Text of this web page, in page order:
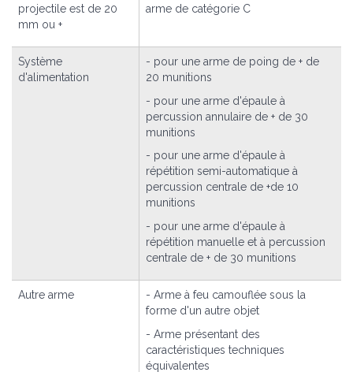
projectile est de 20
mm ou +
arme de catégorie C
Système
d'alimentation
- pour une arme de poing de + de
20 munitions
- pour une arme d'épaule à
percussion annulaire de + de 30
munitions
- pour une arme d'épaule à
répétition semi-automatique à
percussion centrale de +de 10
munitions
- pour une arme d'épaule à
répétition manuelle et à percussion
centrale de + de 30 munitions
Autre arme
- Arme à feu camouflée sous la
forme d'un autre objet
- Arme présentant des
caractéristiques techniques
équivalentes